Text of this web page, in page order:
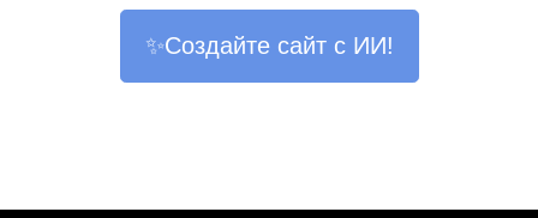
✨Создайте сайт с ИИ!